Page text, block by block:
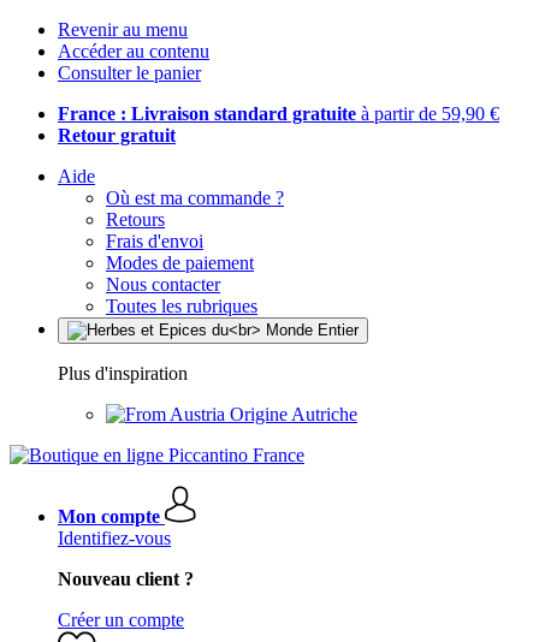
Revenir au menu
Accéder au contenu
Consulter le panier
France : Livraison standard gratuite à partir de 59,90 €
Retour gratuit
Aide
Où est ma commande ?
Retours
Frais d'envoi
Modes de paiement
Nous contacter
Toutes les rubriques
Plus d'inspiration
Origine Autriche
Mon compte
Identifiez-vous
Nouveau client ?
Créer un compte